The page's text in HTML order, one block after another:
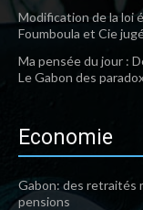
Modification de la loi
Foumboula et Cie
Ma pensée du jour :
Le Gabon des
Economie
Gabon: des retraités
pensions